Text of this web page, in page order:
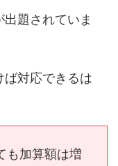
題されていま
ば対応できるは
も加算額は増